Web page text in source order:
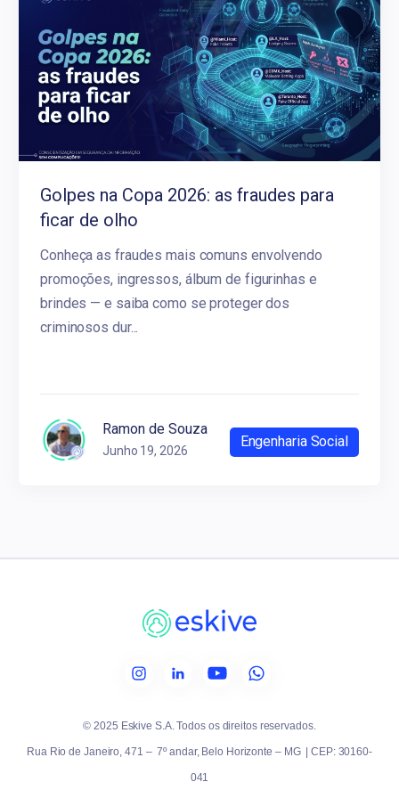
Golpes na Copa 2026: as fraudes para
ficar de olho
Conheça as fraudes mais comuns envolvendo
promoções, ingressos, álbum de figurinhas e
brindes — e saiba como se proteger dos
criminosos dur...
Ramon de Souza
Junho 19, 2026
Engenharia Social
© 2025 Eskive S.A. Todos os direitos reservados.
Rua Rio de Janeiro, 471 – 7º andar, Belo Horizonte – MG | CEP: 30160-
041